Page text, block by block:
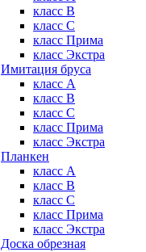
класс B
класс C
класс Прима
класс Экстра
Имитация бруса
класс А
класс B
класс C
класс Прима
класс Экстра
Планкен
класс А
класс B
класс C
класс Прима
класс Экстра
Доска обрезная